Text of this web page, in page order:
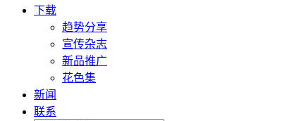
下载
趋势分享
宣传杂志
新品推广
花色集
新闻
联系